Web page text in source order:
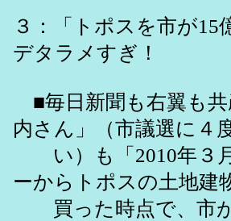
３：「トポスを市が
デタラメすぎ！
■毎日新聞も右翼も
内さん」（市議選に４
い）も「2010年３
ーからトポスの土地建
買った時点で、市が